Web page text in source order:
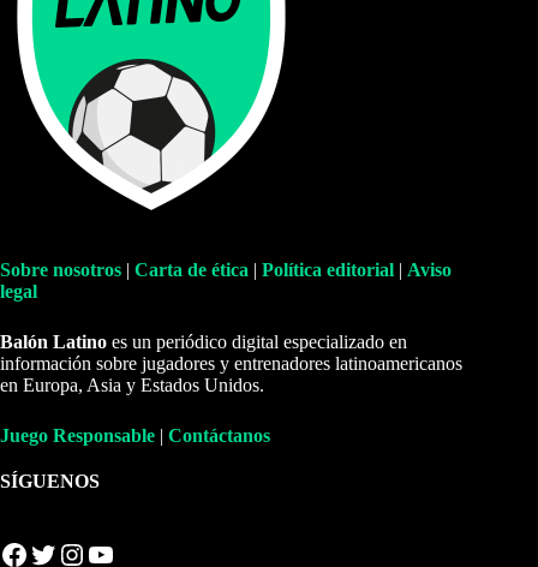
Sobre nosotros | Carta de ética | Política editorial | Aviso
legal
Balón Latino es un periódico digital especializado en
información sobre jugadores y entrenadores latinoamericanos
en Europa, Asia y Estados Unidos.
Juego Responsable | Contáctanos
SÍGUENOS
Facebook Twitter Instagram YouTube